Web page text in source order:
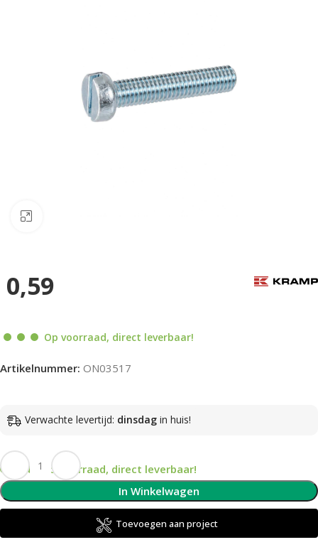
0,59
Op voorraad, direct leverbaar!
Artikelnummer: ON03517
Verwachte levertijd: dinsdag in huis!
Op voorraad, direct leverbaar!
In Winkelwagen
Toevoegen aan project